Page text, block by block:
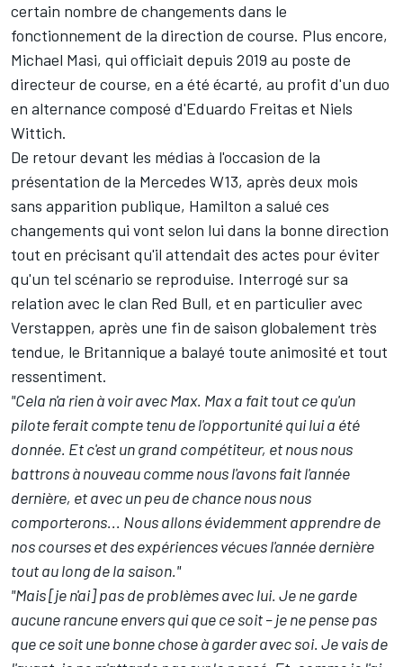
certain nombre de changements dans le
fonctionnement de la direction de course. Plus encore,
Michael Masi, qui officiait depuis 2019 au poste de
directeur de course, en a été écarté, au profit d'un duo
en alternance composé d'Eduardo Freitas et Niels
Wittich.
De retour devant les médias à l'occasion de la
présentation de la Mercedes W13, après deux mois
sans apparition publique, Hamilton a salué ces
changements qui vont selon lui dans la bonne direction
tout en précisant qu'il attendait des actes pour éviter
qu'un tel scénario se reproduise. Interrogé sur sa
relation avec le clan Red Bull, et en particulier avec
Verstappen, après une fin de saison globalement très
tendue, le Britannique a balayé toute animosité et tout
ressentiment.
"Cela n'a rien à voir avec Max. Max a fait tout ce qu'un
pilote ferait compte tenu de l'opportunité qui lui a été
donnée. Et c'est un grand compétiteur, et nous nous
battrons à nouveau comme nous l'avons fait l'année
dernière, et avec un peu de chance nous nous
comporterons... Nous allons évidemment apprendre de
nos courses et des expériences vécues l'année dernière
tout au long de la saison."
"Mais [je n'ai] pas de problèmes avec lui. Je ne garde
aucune rancune envers qui que ce soit – je ne pense pas
que ce soit une bonne chose à garder avec soi. Je vais de